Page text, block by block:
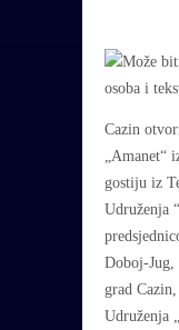
Cazin
„Amanet“
gostiju iz
Udruženja
Doboj-Jug,
grad
Udruženja